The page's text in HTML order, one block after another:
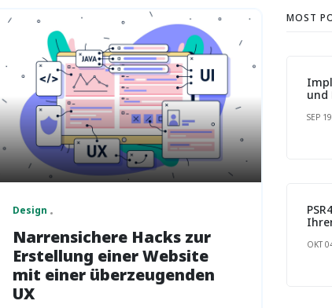
Design
Narrensichere Hacks zur
Erstellung einer Website
mit einer überzeugenden
UX
MOST
und
SEP
OKT